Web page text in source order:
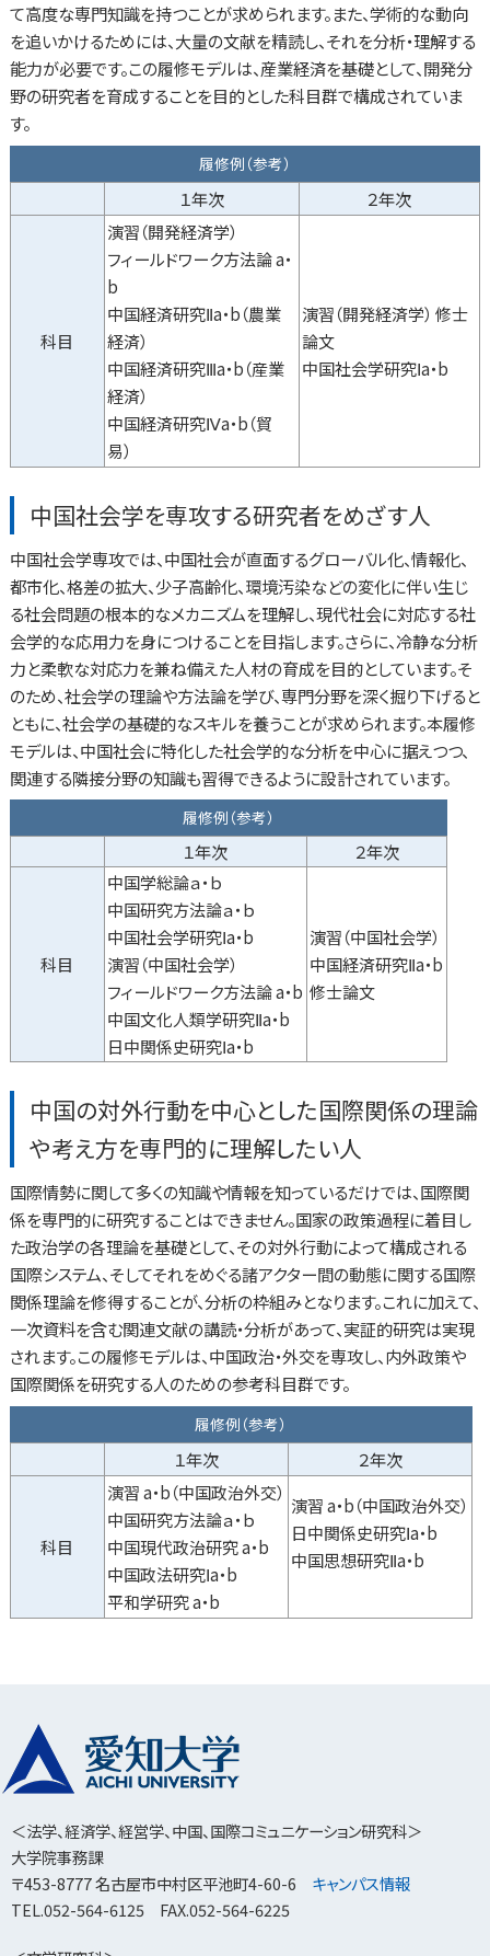
て高度な専門知識を持つことが求められます。また、学術的な動向
を追いかけるためには、大量の文献を精読し、それを分析・理解する
能力が必要です。この履修モデルは、産業経済を基礎として、開発分
野の研究者を育成することを目的とした科目群で構成されていま
す。
履修例（参考）
１年次 ２年次
科目
演習（開発経済学）
フィールドワーク方法論 a・
b
中国経済研究Ⅱa・b（農業
経済）
中国経済研究Ⅲa・b（産業
経済）
中国経済研究Ⅳa・b（貿
易）
演習（開発経済学） 修士
論文
中国社会学研究Ⅰa・b
中国社会学を専攻する研究者をめざす人
中国社会学専攻では、中国社会が直面するグローバル化、情報化、
都市化、格差の拡大、少子高齢化、環境汚染などの変化に伴い生じ
る社会問題の根本的なメカニズムを理解し、現代社会に対応する社
会学的な応用力を身につけることを目指します。さらに、冷静な分析
力と柔軟な対応力を兼ね備えた人材の育成を目的としています。そ
のため、社会学の理論や方法論を学び、専門分野を深く掘り下げると
ともに、社会学の基礎的なスキルを養うことが求められます。本履修
モデルは、中国社会に特化した社会学的な分析を中心に据えつつ、
関連する隣接分野の知識も習得できるように設計されています。
履修例（参考）
１年次 ２年次
科目
中国学総論ａ・ｂ
中国研究方法論ａ・ｂ
中国社会学研究Ⅰa・b
演習（中国社会学）
フィールドワーク方法論 a・b
中国文化人類学研究Ⅱa・b
日中関係史研究Ⅰa・b
演習（中国社会学）
中国経済研究Ⅱa・b
修士論文
中国の対外行動を中心とした国際関係の理論
や考え方を専門的に理解したい人
国際情勢に関して多くの知識や情報を知っているだけでは、国際関
係を専門的に研究することはできません。国家の政策過程に着目し
た政治学の各理論を基礎として、その対外行動によって構成される
国際システム、そしてそれをめぐる諸アクター間の動態に関する国際
関係理論を修得することが、分析の枠組みとなります。これに加えて、
一次資料を含む関連文献の講読・分析があって、実証的研究は実現
されます。この履修モデルは、中国政治・外交を専攻し、内外政策や
国際関係を研究する人のための参考科目群です。
履修例（参考）
１年次 ２年次
科目
演習 a・b（中国政治外交）
中国研究方法論ａ・ｂ
中国現代政治研究 a・b
中国政法研究Ⅰa・b
平和学研究 a・b
演習 a・b（中国政治外交）
日中関係史研究Ⅰa・b
中国思想研究Ⅱa・b
＜法学、経済学、経営学、中国、国際コミュニケーション研究科＞
大学院事務課
〒453-8777 名古屋市中村区平池町4-60-6 キャンパス情報
TEL.052-564-6125 FAX.052-564-6225